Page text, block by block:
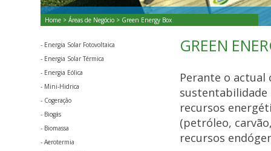
Home > Áreas de Negócio > Green Energy Box
- Energia Solar Fotovoltaica
- Energia Solar Térmica
- Energia Eólica
- Mini-Hidrica
- Cogeração
- Biogás
- Biomassa
- Aerotermia
GREEN
Perante o
sustentabilidade
recursos
(petróleo,
recursos